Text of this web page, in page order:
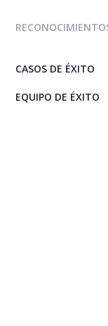
CASOS DE ÉXITO
EQUIPO DE ÉXITO